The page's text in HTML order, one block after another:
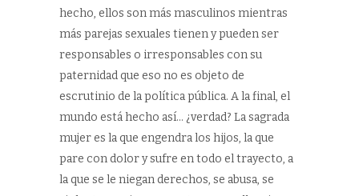
hecho, ellos son más masculinos mientras
más parejas sexuales tienen y pueden ser
responsables o irresponsables con su
paternidad que eso no es objeto de
escrutinio de la política pública. A la final, el
mundo está hecho así… ¿verdad? La sagrada
mujer es la que engendra los hijos, la que
pare con dolor y sufre en todo el trayecto, a
la que se le niegan derechos, se abusa, se